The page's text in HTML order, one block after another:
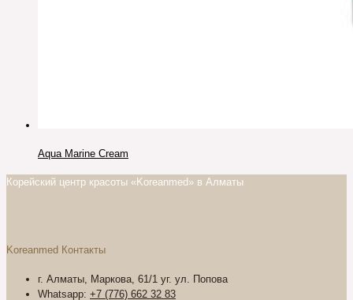
Aqua Marine Cream
Корейский центр красоты «Koreanmed» в Алматы
Koreanmed Контакты
г. Алматы, Маркова, 61/1 уг. ул. Попова
Whatsapp: +7 (776) 662 32 83